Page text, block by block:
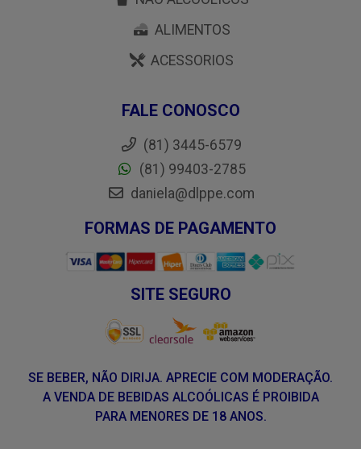
ALIMENTOS
ACESSORIOS
FALE CONOSCO
(81) 3445-6579
(81) 99403-2785
daniela@dlppe.com
FORMAS DE PAGAMENTO
SITE SEGURO
SE BEBER, NÃO DIRIJA. APRECIE COM MODERAÇÃO.
A VENDA DE BEBIDAS ALCOÓLICAS É PROIBIDA
PARA MENORES DE 18 ANOS.